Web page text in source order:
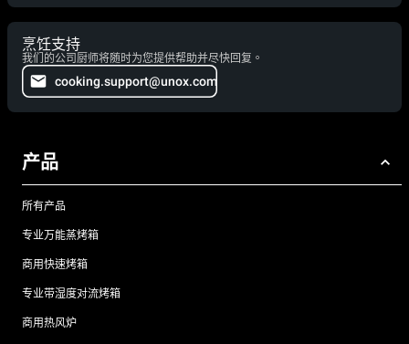
烹饪支持
我们的公司厨师将随时为您提供帮助并尽快回复。
cooking.support@unox.com
产品
所有产品
专业万能蒸烤箱
商用快速烤箱
专业带湿度对流烤箱
商用热风炉